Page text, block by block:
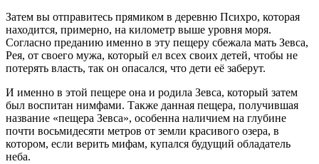
Затем вы отправитесь прямиком в деревню Психро, которая
находится, примерно, на километр выше уровня моря.
Согласно преданию именно в эту пещеру сбежала мать Зевса,
Рея, от своего мужа, который ел всех своих детей, чтобы не
потерять власть, так он опасался, что дети её заберут.
И именно в этой пещере она и родила Зевса, который затем
был воспитан нимфами. Также данная пещера, получившая
название «пещера Зевса», особенна наличием на глубине
почти восьмидесяти метров от земли красивого озера, в
котором, если верить мифам, купался будущий обладатель
неба.